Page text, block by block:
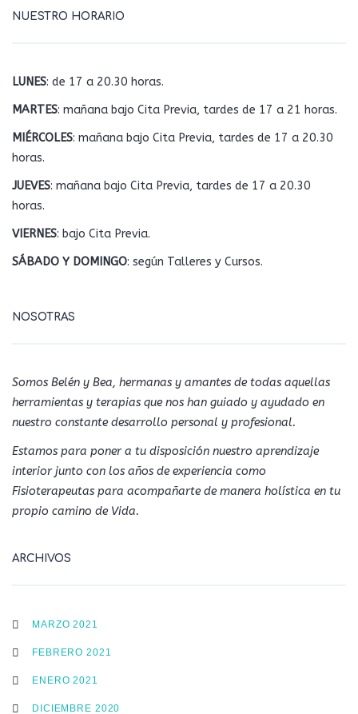
NUESTRO HORARIO
LUNES: de 17 a 20.30 horas.
MARTES: mañana bajo Cita Previa, tardes de 17 a 21 horas.
MIÉRCOLES: mañana bajo Cita Previa, tardes de 17 a 20.30
horas.
JUEVES: mañana bajo Cita Previa, tardes de 17 a 20.30
horas.
VIERNES: bajo Cita Previa.
SÁBADO Y DOMINGO: según Talleres y Cursos.
NOSOTRAS
Somos Belén y Bea, hermanas y amantes de todas aquellas
herramientas y terapias que nos han guiado y ayudado en
nuestro constante desarrollo personal y profesional.
Estamos para poner a tu disposición nuestro aprendizaje
interior junto con los años de experiencia como
Fisioterapeutas para acompañarte de manera holística en tu
propio camino de Vida.
ARCHIVOS
MARZO 2021
FEBRERO 2021
ENERO 2021
DICIEMBRE 2020